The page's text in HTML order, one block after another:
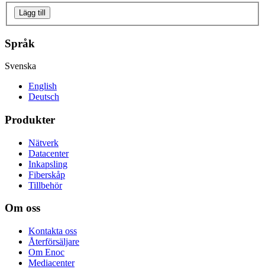
Lägg till
Språk
Svenska
English
Deutsch
Produkter
Nätverk
Datacenter
Inkapsling
Fiberskåp
Tillbehör
Om oss
Kontakta oss
Återförsäljare
Om Enoc
Mediacenter